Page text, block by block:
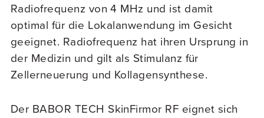
Radiofrequenz von 4 MHz und ist damit
optimal für die Lokalanwendung im Gesicht
geeignet. Radiofrequenz hat ihren Ursprung in
der Medizin und gilt als Stimulanz für
Zellerneuerung und Kollagensynthese.
Der BABOR TECH SkinFirmor RF eignet sich